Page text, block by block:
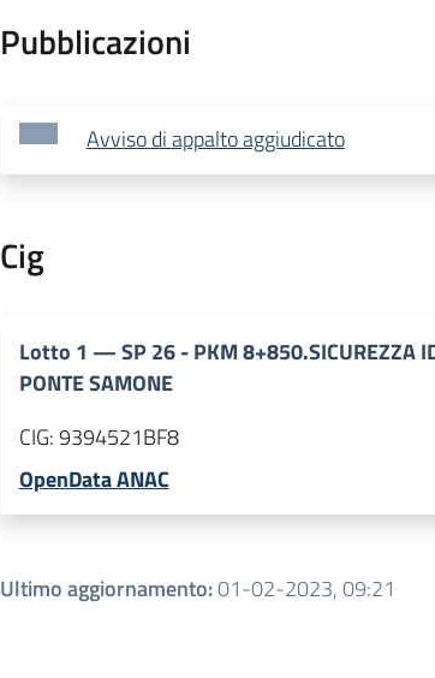
Pubblicazioni
Avviso di appalto aggiudicato
Cig
Lotto 1 —SP 26 - PKM 8+850.SICUREZZA
PONTE SAMONE
CIG:9394521BF8
OpenData ANAC
Ultimo aggiornamento:01-02-2023, 09:21